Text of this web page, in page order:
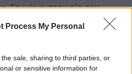
Process My Personal
sale, sharing to third parties, or
or sensitive information for
Τα κύρια στοιχεία που
φως» αφορούν αποκλειστικά
στούντιο στο
πάνω από δύο εκατομμύρια